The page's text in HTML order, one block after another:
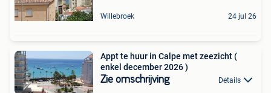
Willebroek 24 jul 26
Appt te huur in Calpe met zeezicht (
enkel december 2026 )
Zie omschrijving Details